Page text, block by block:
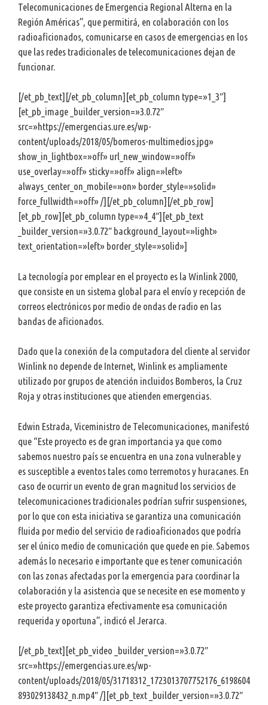
Telecomunicaciones de Emergencia Regional Alterna en la
Región Américas”, que permitirá, en colaboración con los
radioaficionados, comunicarse en casos de emergencias en los
que las redes tradicionales de telecomunicaciones dejan de
funcionar.
[/et_pb_text][/et_pb_column][et_pb_column type=»1_3″]
[et_pb_image _builder_version=»3.0.72″
src=»https://emergencias.ure.es/wp-
content/uploads/2018/05/bomeros-multimedios.jpg»
show_in_lightbox=»off» url_new_window=»off»
use_overlay=»off» sticky=»off» align=»left»
always_center_on_mobile=»on» border_style=»solid»
force_fullwidth=»off» /][/et_pb_column][/et_pb_row]
[et_pb_row][et_pb_column type=»4_4″][et_pb_text
_builder_version=»3.0.72″ background_layout=»light»
text_orientation=»left» border_style=»solid»]
La tecnología por emplear en el proyecto es la Winlink 2000,
que consiste en un sistema global para el envío y recepción de
correos electrónicos por medio de ondas de radio en las
bandas de aficionados.
Dado que la conexión de la computadora del cliente al servidor
Winlink no depende de Internet, Winlink es ampliamente
utilizado por grupos de atención incluidos Bomberos, la Cruz
Roja y otras instituciones que atienden emergencias.
Edwin Estrada, Viceministro de Telecomunicaciones, manifestó
que “Este proyecto es de gran importancia ya que como
sabemos nuestro país se encuentra en una zona vulnerable y
es susceptible a eventos tales como terremotos y huracanes. En
caso de ocurrir un evento de gran magnitud los servicios de
telecomunicaciones tradicionales podrían sufrir suspensiones,
por lo que con esta iniciativa se garantiza una comunicación
fluida por medio del servicio de radioaficionados que podría
ser el único medio de comunicación que quede en pie. Sabemos
además lo necesario e importante que es tener comunicación
con las zonas afectadas por la emergencia para coordinar la
colaboración y la asistencia que se necesite en ese momento y
este proyecto garantiza efectivamente esa comunicación
requerida y oportuna”, indicó el Jerarca.
[/et_pb_text][et_pb_video _builder_version=»3.0.72″
src=»https://emergencias.ure.es/wp-
content/uploads/2018/05/31718312_1723013707752176_6198604
893029138432_n.mp4″ /][et_pb_text _builder_version=»3.0.72″